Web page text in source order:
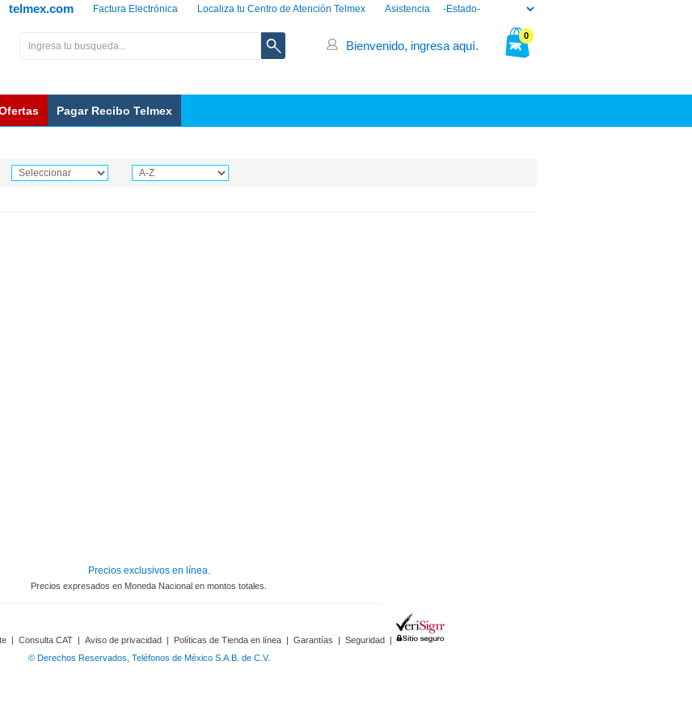
Asistencia
Localiza tu Centro de Atención Telmex
Factura Electrónica
telmex.com
0
Bienvenido, ingresa aquí.
Pagar Recibo Telmex
Precios exclusivos en línea.
Precios expresados en Moneda Nacional en montos totales.
| Consulta CAT | Aviso de privacidad | Políticas de Tienda en línea | Garantías | Seguridad |
© Derechos Reservados, Teléfonos de México S.A.B. de C.V.